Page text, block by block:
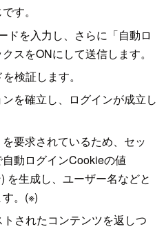
す。
ドを入力し、さらに「自動ロ
スをONにして送信します。
検証します。
を確立し、ログインが成立し
要求されているため、セッ
動ログインCookieの値
を生成し、ユーザー名などと
。(※)
されたコンテンツを返しつ